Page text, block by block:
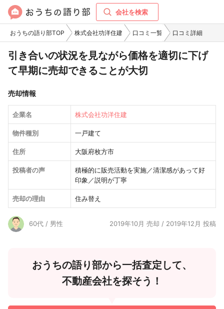
会社を検索
おうちの語り部TOP 株式会社功洋住建 口コミ一覧 口コミ詳細
引き合いの状況を見ながら価格を適切に下げ
て早期に売却できることが大切
売却情報
企業名 株式会社功洋住建
物件種別 一戸建て
住所 大阪府枚方市
投稿者の声
積極的に販売活動を実施／清潔感があって好
印象／説明が丁寧
売却の理由 住み替え
60代 / 男性 2019年10月 売却 / 2019年12月 投稿
おうちの語り部から一括査定して、
不動産会社を探そう！